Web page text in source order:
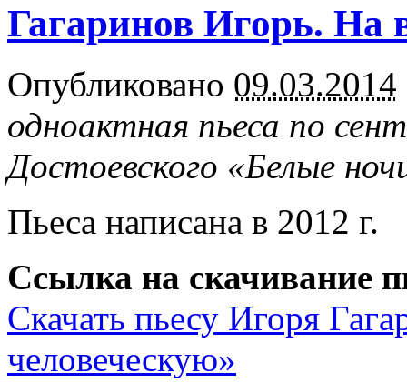
Гагаринов Игорь. На
Опубликовано 09.03.2014
одноактная пьеса по
Достоевского «Белые
Пьеса написана в 2012 г.
Ссылка на скачивание
Скачать пьесу Игоря
человеческую»